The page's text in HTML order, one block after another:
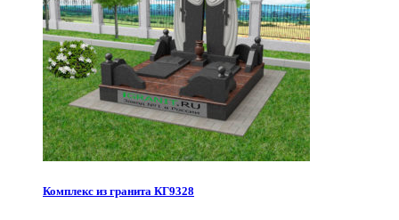
Комплекс из гранита КГ9328